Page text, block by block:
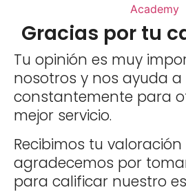
Gracias por tu
Tu opinión es muy
nosotros y nos ayuda
constantemente para
mejor servicio.
Recibimos tu
agradecemos por
para calificar nuestro